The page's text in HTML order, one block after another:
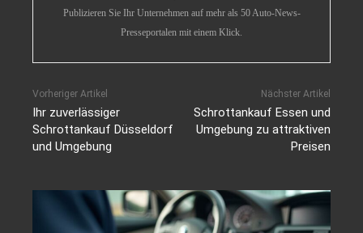
Publizieren Sie Ihr Unternehmen auf mehr als 50 Auto-News-
Presseportalen mit einem Klick.
Vorheriger Artikel
Ihr zuverlässiger
Schrottankauf Düsseldorf
und Umgebung
Nächster Artikel
Schrottankauf Essen und
Umgebung zu attraktiven
Preisen